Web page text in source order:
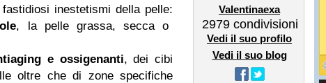
inestetismi della pelle:
, la pelle grassa, secca o
e ossigenanti, dei cibi
oltre che di zone specifiche
Valentinaexa
2979 condivisioni
Vedi il suo profilo
Vedi il suo blog